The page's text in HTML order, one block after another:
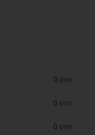
0 บาท
0 บาท
0 บาท